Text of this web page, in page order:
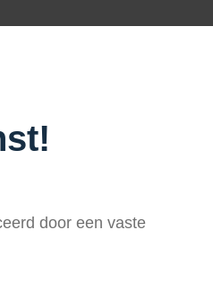
door een vaste